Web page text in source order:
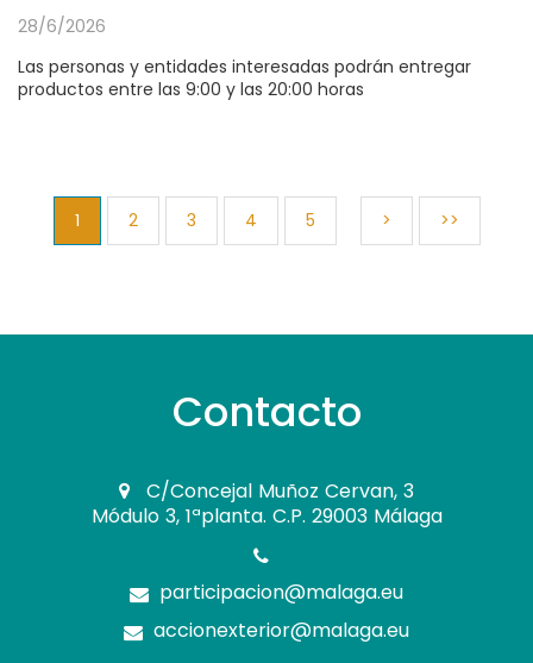
28/6/2026
Las personas y entidades interesadas podrán entregar
productos entre las 9:00 y las 20:00 horas
1 2 3 4 5 > >>
Contacto
C/Concejal Muñoz Cervan, 3
Módulo 3, 1ªplanta. C.P. 29003 Málaga
participacion@malaga.eu
accionexterior@malaga.eu